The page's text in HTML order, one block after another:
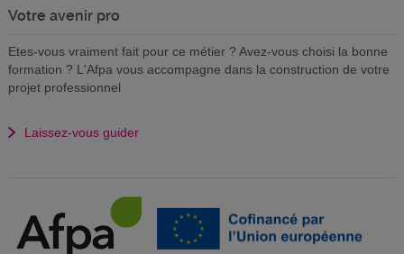
Votre avenir pro
Etes-vous vraiment fait pour ce métier ? Avez-vous choisi la bonne
formation ? L'Afpa vous accompagne dans la construction de votre
projet professionnel
Laissez-vous guider